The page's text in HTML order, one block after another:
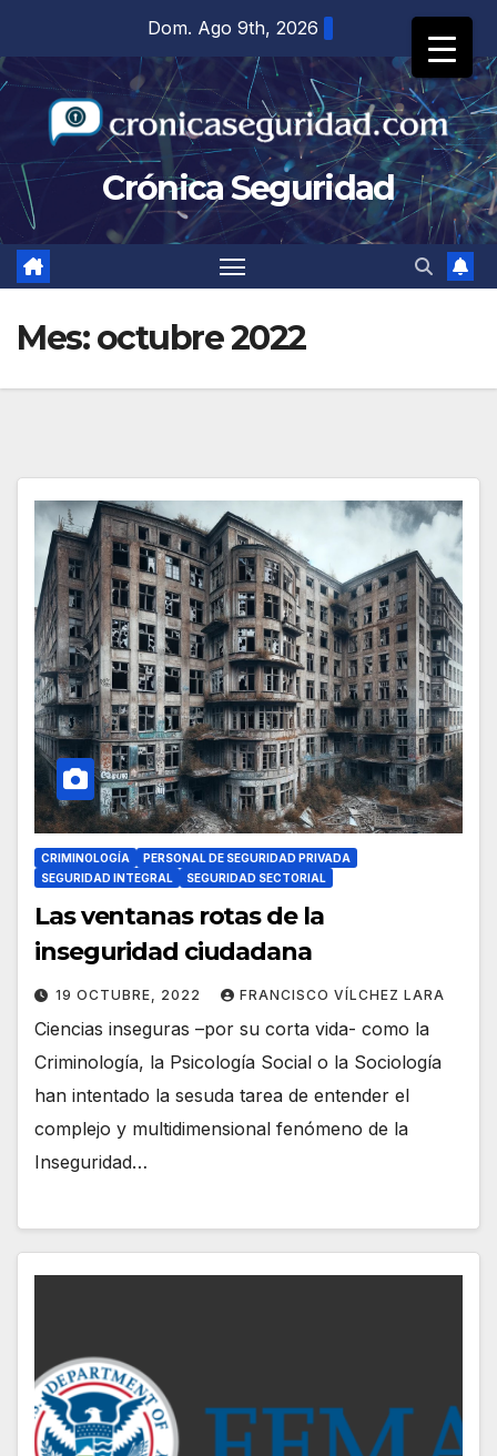
contenido
Dom. Ago 9th, 2026
Crónica Seguridad
Mes:octubre 2022
CRIMINOLOGÍA
PERSONAL DE SEGURIDAD PRIVADA
SEGURIDAD INTEGRAL
SEGURIDAD SECTORIAL
Las ventanas rotas de la
inseguridad ciudadana
19 OCTUBRE, 2022 FRANCISCO VÍLCHEZ LARA
Ciencias inseguras –por su corta vida- como la
Criminología, la Psicología Social o la Sociología
han intentado la sesuda tarea de entender el
complejo y multidimensional fenómeno de la
Inseguridad…